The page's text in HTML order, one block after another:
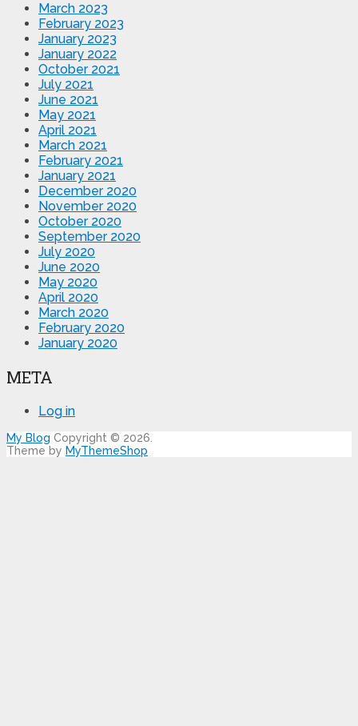
March 2023
February 2023
January 2023
January 2022
October 2021
July 2021
June 2021
May 2021
April 2021
March 2021
February 2021
January 2021
December 2020
November 2020
October 2020
September 2020
July 2020
June 2020
May 2020
April 2020
March 2020
February 2020
January 2020
META
Log in
My Blog Copyright © 2026.
Theme by MyThemeShop